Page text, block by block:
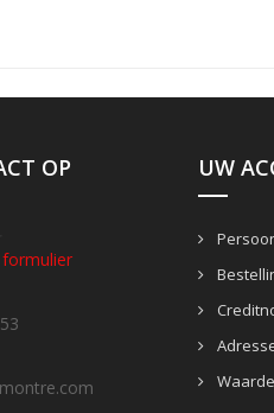
OP
formulier
UW